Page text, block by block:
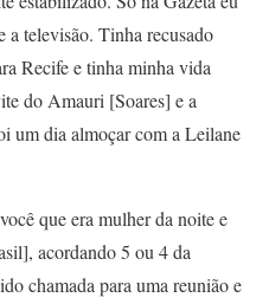
a televisão. Tinha recusado
Recife e tinha minha vida
do Amauri [Soares] e a
um dia almoçar com a Leilane
que era mulher da noite e
acordando 5 ou 4 da
chamada para uma reunião e